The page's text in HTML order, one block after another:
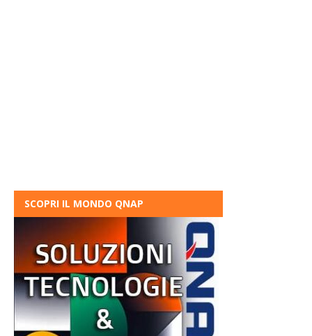
SCOPRI IL MONDO QNAP